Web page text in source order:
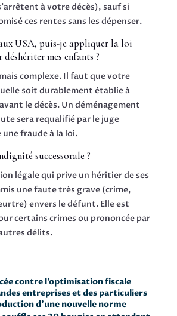
à votre décès), sauf si
ces rentes sans les dépenser.
USA, puis-je appliquer la loi
mes enfants ?
complexe. Il faut que votre
soit durablement établie à
le décès. Un déménagement
sera requalifié par le juge
fraude à la loi.
successorale ?
légale qui prive un héritier de ses
une faute très grave (crime,
envers le défunt. Elle est
certains crimes ou prononcée par
délits.
contre l’optimisation fiscale
entreprises et des particuliers
d’une nouvelle norme